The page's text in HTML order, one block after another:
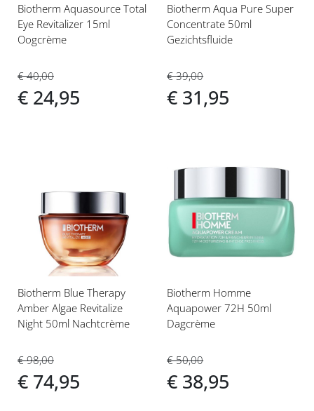
Biotherm Aquasource Total
Eye Revitalizer 15ml
Oogcrème
€ 40,00
€ 24,95
Biotherm Aqua Pure Super
Concentrate 50ml
Gezichtsfluide
€ 39,00
€ 31,95
toe
aan
verlanglijst
Biotherm Blue Therapy
Amber Algae Revitalize
Night 50ml Nachtcrème
€ 98,00
€ 74,95
toe
aan
verlanglijst
Biotherm Homme
Aquapower 72H 50ml
Dagcrème
€ 50,00
€ 38,95